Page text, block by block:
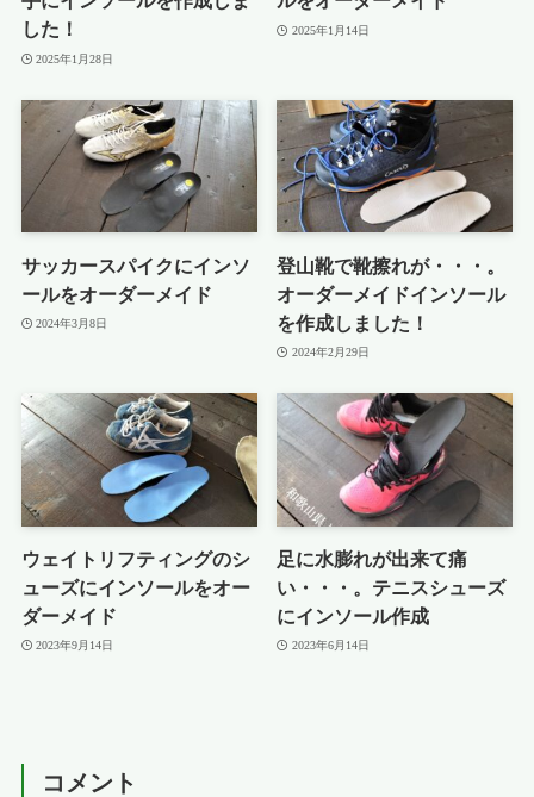
した！
2025年1月28日
2025年1月14日
サッカースパイクにインソ
ールをオーダーメイド
2024年3月8日
登山靴で靴擦れが・・・。
オーダーメイドインソール
を作成しました！
2024年2月29日
ウェイトリフティングのシ
ューズにインソールをオー
ダーメイド
2023年9月14日
足に水膨れが出来て痛
い・・・。テニスシューズ
にインソール作成
2023年6月14日
コメント